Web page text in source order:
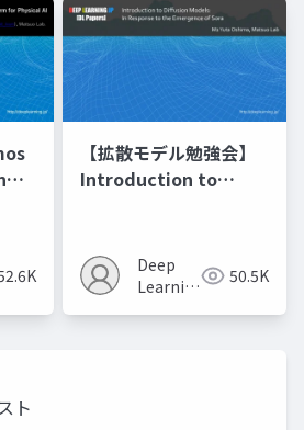
【拡散モデル勉強会】
Introduction to
Deep
Learning
50.5K
ト